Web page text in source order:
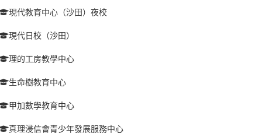
現代教育中心（沙田）夜校
現代日校（沙田）
理的工房教學中心
生命樹教育中心
甲加數學教育中心
真理浸信會青少年發展服務中心